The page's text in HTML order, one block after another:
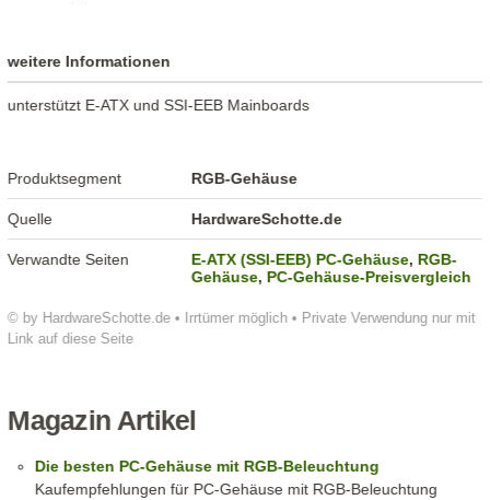
© by HardwareSchotte.de • Irrtümer möglich • Private Verwendung nur mit
Link auf diese Seite
weitere Informationen
unterstützt E-ATX und SSI-EEB Mainboards
Produktsegment RGB-Gehäuse
Quelle HardwareSchotte.de
Verwandte Seiten E-ATX (SSI-EEB) PC-Gehäuse,RGB-
Gehäuse,PC-Gehäuse-Preisvergleich
Magazin Artikel
Die besten PC-Gehäuse mit RGB-Beleuchtung
Kaufempfehlungen für PC-Gehäuse mit RGB-Beleuchtung